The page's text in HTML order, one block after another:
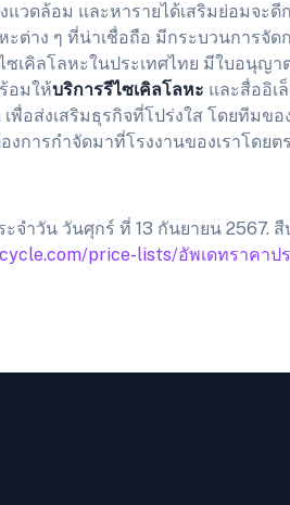
แวดล้อม และหารายได้เสริมย่อมจะ
ะต่าง ๆ ที่น่าเชื่อถือ มีกระบวนการจั
ซเคิลโลหะในประเทศไทย มีใบอนุญ
อมให้บริการรีไซเคิลโลหะ และสื่ออิเ
เพื่อส่งเสริมธุรกิจที่โปร่งใส โดยทีม
การกำจัดมาที่โรงงานของเราโดยตร
ะจำวัน วันศุกร์ ที่ 13 กันยายน 2567.
price-lists/อัพเดทราคาป